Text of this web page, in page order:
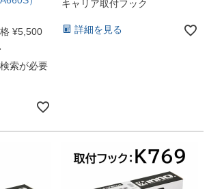
¥5,500
索が必要
キャリア取付フック
詳細を見る